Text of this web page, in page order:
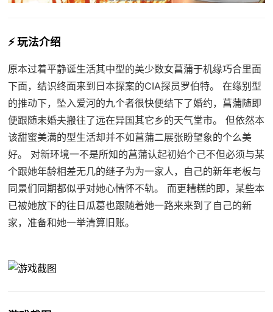
⚡ 玩法介绍
原本过着平静诞生活其中型的美少数女菖蒲于机缘巧合里面
下面，结识终面来到日本探案的CIA探员罗伯特。 在缘别型
的推动下，坠入爱河的九个者很快便结下了婚约，菖蒲随即
便跟随未婚夫搬往了远在异国其它乡的天气堂市。 但依然本
该甜蜜美满的型生活却并不如菖蒲二展张盼望象的个么美
好。 对新环境一不是所知的菖蒲认起初始个己不但必须与某
个跟她年龄相差无几的继子为为一家人，自己的新年老板与
同景们同期都似乎对她心情怀不轨。 而更糟糕的即，某些本
已被她放下的往日瓜葛也跟随着她一路来来到了自己的新
家，准备和她一举清算旧账。